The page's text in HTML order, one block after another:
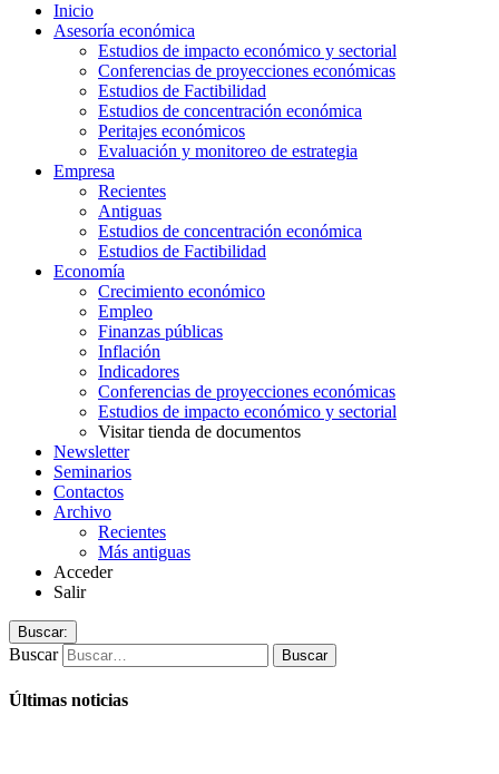
Inicio
Asesoría económica
Estudios de impacto económico y sectorial
Conferencias de proyecciones económicas
Estudios de Factibilidad
Estudios de concentración económica
Peritajes económicos
Evaluación y monitoreo de estrategia
Empresa
Recientes
Antiguas
Estudios de concentración económica
Estudios de Factibilidad
Economía
Crecimiento económico
Empleo
Finanzas públicas
Inflación
Indicadores
Conferencias de proyecciones económicas
Estudios de impacto económico y sectorial
Visitar tienda de documentos
Newsletter
Seminarios
Contactos
Archivo
Recientes
Más antiguas
Acceder
Salir
Buscar:
Buscar
Últimas noticias